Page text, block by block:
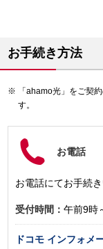
お手続き方法
「ahamo光」をご契
す。
お電話
お電話にてお手続き
受付時間： 午前9時
ドコモ インフォメ